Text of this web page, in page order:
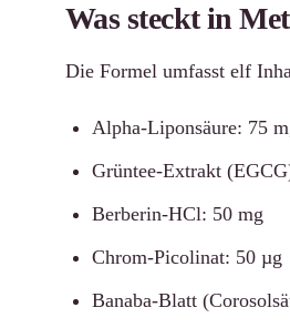
Was steckt in
Die Formel umfasst elf
Alpha-Liponsäure: 75
Grüntee-Extrakt
Berberin-HCl: 50 mg
Chrom-Picolinat: 50 µg
Banaba-Blatt